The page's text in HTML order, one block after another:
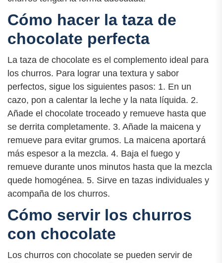
Cómo hacer la taza de
chocolate perfecta
La taza de chocolate es el complemento ideal para
los churros. Para lograr una textura y sabor
perfectos, sigue los siguientes pasos: 1. En un
cazo, pon a calentar la leche y la nata líquida. 2.
Añade el chocolate troceado y remueve hasta que
se derrita completamente. 3. Añade la maicena y
remueve para evitar grumos. La maicena aportará
más espesor a la mezcla. 4. Baja el fuego y
remueve durante unos minutos hasta que la mezcla
quede homogénea. 5. Sirve en tazas individuales y
acompaña de los churros.
Cómo servir los churros
con chocolate
Los churros con chocolate se pueden servir de